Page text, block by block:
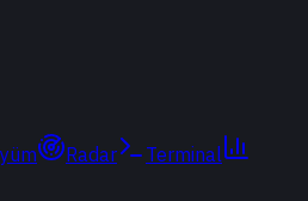
Radar
Terminal